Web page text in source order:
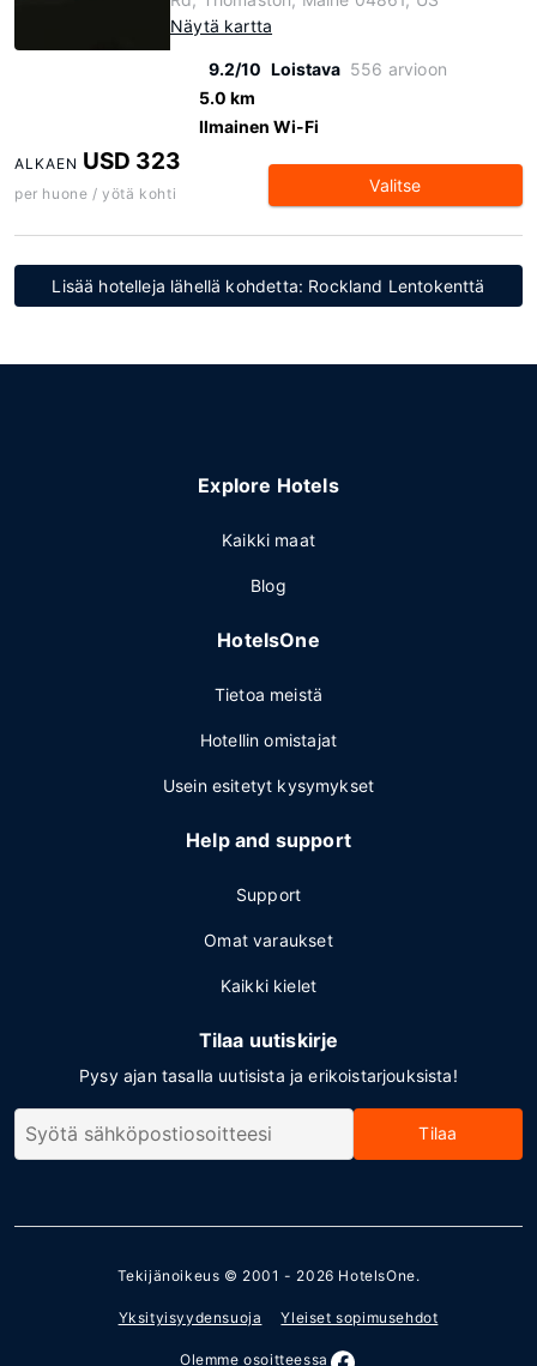
Näytä kartta
9.2/10 Loistava 556 arvioon
5.0 km
Ilmainen Wi-Fi
ALKAEN USD 323
per huone / yötä kohti Valitse
Lisää hotelleja lähellä kohdetta: Rockland Lentokenttä
Explore Hotels
Kaikki maat
Blog
HotelsOne
Tietoa meistä
Hotellin omistajat
Usein esitetyt kysymykset
Help and support
Support
Omat varaukset
Kaikki kielet
Tilaa uutiskirje
Pysy ajan tasalla uutisista ja erikoistarjouksista!
Tilaa
Tekijänoikeus © 2001 - 2026 HotelsOne.
Yksityisyydensuoja Yleiset sopimusehdot
Olemme osoitteessa